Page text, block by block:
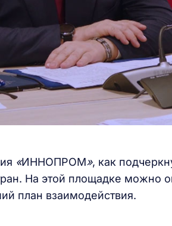
«ИННОПРОМ», как
На этой площадке можно
план взаимодействия.